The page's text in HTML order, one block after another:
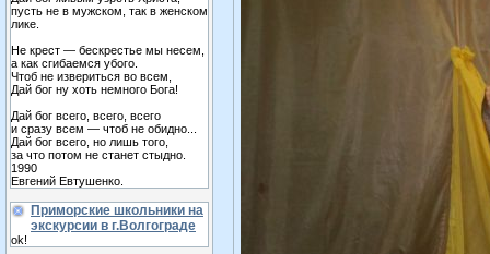
пусть не в мужском, так в женском
лике.
Не крест — бескрестье мы несем,
а как сгибаемся убого.
Чтоб не извериться во всем,
Дай бог ну хоть немного Бога!
Дай бог всего, всего, всего
и сразу всем — чтоб не обидно...
Дай бог всего, но лишь того,
за что потом не станет стыдно.
1990
Евгений Евтушенко.
Приморские школьники на
экскурсии в г.Волгограде
ok!